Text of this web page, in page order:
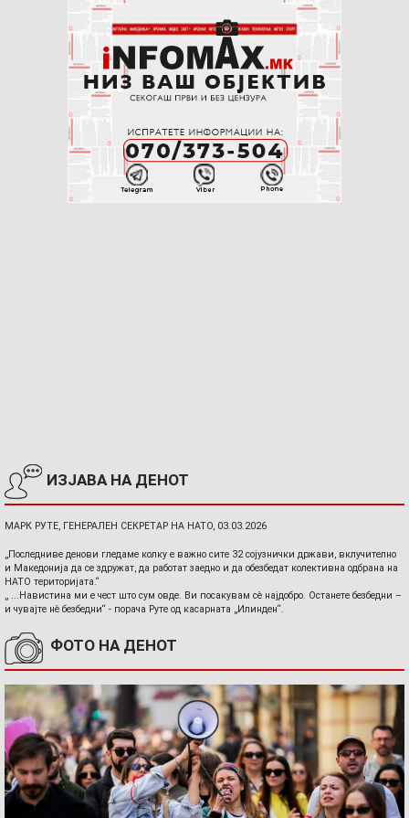
ИЗЈАВА НА ДЕНОТ
МАРК РУТЕ, ГЕНЕРАЛЕН СЕКРЕТАР НА НАТО, 03.03.2026
„Последниве денови гледаме колку е важно сите 32 сојузнички држави, вклучително
и Македонија да се здружат, да работат заедно и да обезбедат колективна одбрана на
НАТО територијата.“
„ ...Навистина ми е чест што сум овде. Ви посакувам сè најдобро. Останете безбедни –
и чувајте нè безбедни“ - порача Руте од касарната „Илинден“.
ФОТО НА ДЕНОТ